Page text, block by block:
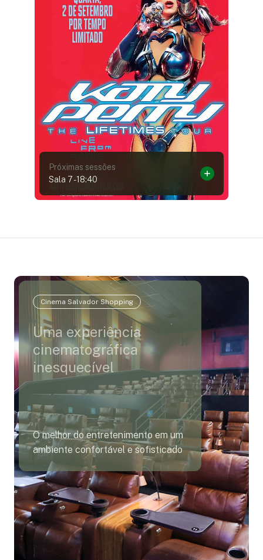
Próximas sessões
Sala 7-18:40
Cinema Salvador Shopping
Uma experiência
cinematográfica
inesquecível
O melhor do entretenimento em um
ambiente confortável e sofisticado